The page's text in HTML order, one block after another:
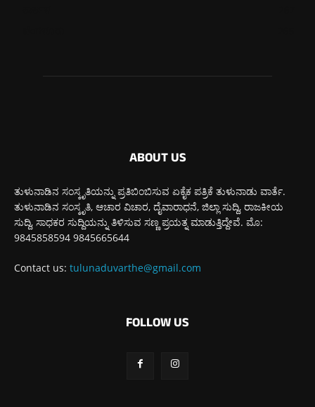
ABOUT US
ತುಳುನಾಡಿನ ಸಂಸ್ಕೃತಿಯನ್ನು ಪ್ರತಿಬಿಂಬಿಸುವ ಏಕೈಕ ಪತ್ರಿಕೆ ತುಳುನಾಡು ವಾರ್ತೆ.
ತುಳುನಾಡಿನ ಸಂಸ್ಕೃತಿ, ಆಚಾರ ವಿಚಾರ, ದೈವಾರಾಧನೆ, ಜಿಲ್ಲಾ ಸುದ್ದಿ, ರಾಜಕೀಯ
ಸುದ್ದಿ, ಸಾಧಕರ ಸುದ್ದಿಯನ್ನು ತಿಳಿಸುವ ಸಣ್ಣ ಪ್ರಯತ್ನ ಮಾಡುತ್ತಿದ್ದೇವೆ. ಮೊ:
9845858594 9845665644
Contact us: tulunaduvarthe@gmail.com
FOLLOW US